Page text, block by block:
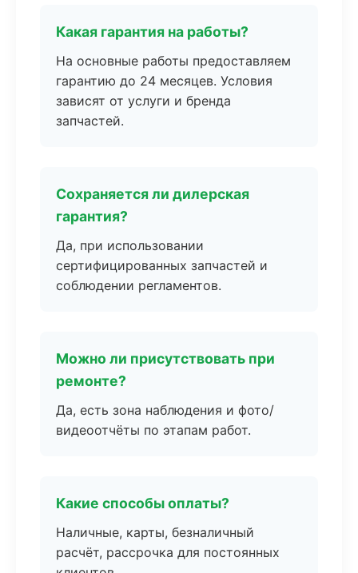
Какая гарантия на работы?
На основные работы предоставляем
гарантию до 24 месяцев. Условия
зависят от услуги и бренда
запчастей.
Сохраняется ли дилерская
гарантия?
Да, при использовании
сертифицированных запчастей и
соблюдении регламентов.
Можно ли присутствовать при
ремонте?
Да, есть зона наблюдения и фото/
видеоотчёты по этапам работ.
Какие способы оплаты?
Наличные, карты, безналичный
расчёт, рассрочка для постоянных